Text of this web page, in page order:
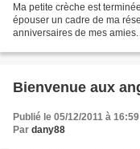
Ma petite crèche est
épouser un cadre de ma
anniversaires de mes
Bienvenue aux
Publié le 05/12/2011 à 16:59
Par dany88